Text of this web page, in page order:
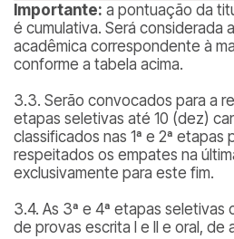
Importante: a pontuação da
é cumulativa. Será considerada
acadêmica correspondente à
conforme a tabela acima.
3.3. Serão convocados para a
etapas seletivas até 10 (dez)
classificados nas 1ª e 2ª etapas
respeitados os empates na
exclusivamente para este fim.
3.4. As 3ª e 4ª etapas seletivas
de provas escrita I e II e oral, de